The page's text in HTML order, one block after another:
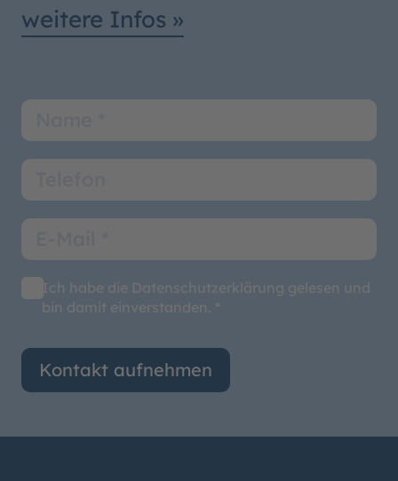
weitere Infos »
Ich habe die Datenschutzerklärung gelesen und
bin damit einverstanden. *
Kontakt aufnehmen